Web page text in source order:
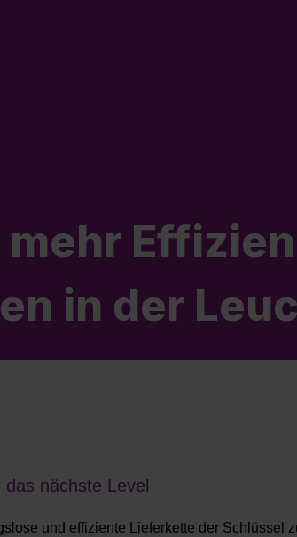
in der
nächste Level
und effiziente Lieferkette der Schlüssel